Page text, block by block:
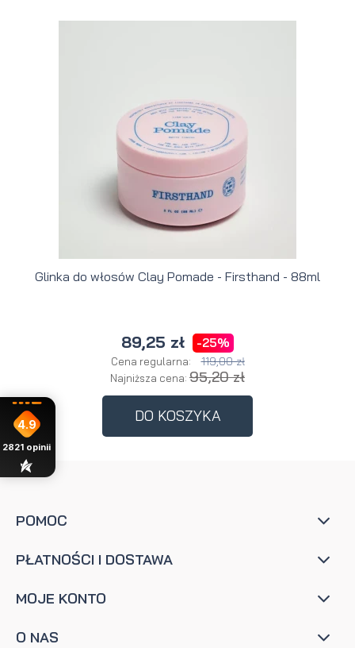
Glinka do włosów Clay Pomade - Firsthand - 88ml
89,25 zł -25%
Cena regularna: 119,00 zł
Najniższa cena: 95,20 zł
DO KOSZYKA
POMOC
PŁATNOŚCI I DOSTAWA
MOJE KONTO
O NAS
4.9
2821 opinii